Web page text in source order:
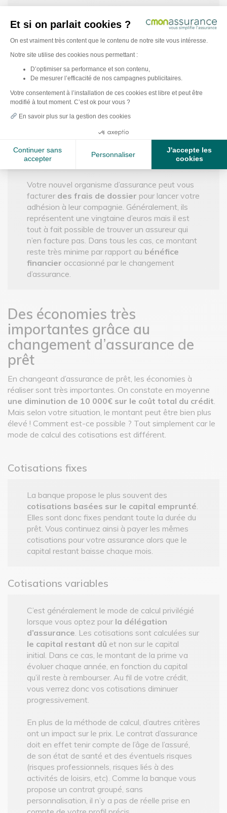
prêt avec la loi Bourquin (à la date
anniversaire de votre contrat), la banque peut
en revanche vous facturer des frais d’avenant
(quelques centaines d’euros).
Rien ne vous empêche de négocier pour les
faire baisser au maximum ! C’est à vous de jouer
auprès de votre banque.
Les frais de dossier pour votre
nouvelle assurance
Votre nouvel organisme d’assurance peut vous
facturer des frais de dossier pour lancer votre
adhésion à leur compagnie. Généralement, ils
représentent une vingtaine d’euros mais il est
tout à fait possible de trouver un assureur qui
n’en facture pas. Dans tous les cas, ce montant
reste très minime par rapport au bénéfice
financier occasionné par le changement
d’assurance.
Des économies très
importantes grâce au
changement d’assurance de
prêt
En changeant d’assurance de prêt, les économies à
réaliser sont très importantes. On constate en moyenne
une diminution de 10 000€ sur le coût total du crédit.
Mais selon votre situation, le montant peut être bien plus
élevé ! Comment est-ce possible ? Tout simplement car le
mode de calcul des cotisations est différent.
Cotisations fixes
La banque propose le plus souvent des
cotisations basées sur le capital emprunté.
Elles sont donc fixes pendant toute la durée du
prêt. Vous continuez ainsi à payer les mêmes
cotisations pour votre assurance alors que le
capital restant baisse chaque mois.
Cotisations variables
C’est généralement le mode de calcul privilégié
lorsque vous optez pour la délégation
d’assurance. Les cotisations sont calculées sur
le capital restant dû et non sur le capital
initial. Dans ce cas, le montant de la prime va
évoluer chaque année, en fonction du capital
qu’il reste à rembourser. Au fil de votre crédit,
vous verrez donc vos cotisations diminuer
progressivement.
En plus de la méthode de calcul, d’autres critères
ont un impact sur le prix. Le contrat d’assurance
doit en effet tenir compte de l’âge de l’assuré,
de son état de santé et des éventuels risques
(risques professionnels, risques liés à des
activités de loisirs, etc). Comme la banque vous
propose un contrat groupé, sans
personnalisation, il n’y a pas de réelle prise en
Et si on parlait cookies ?
Plateforme de Gestion du Consentement :
On est vraiment très content que le contenu de notre site vous intéresse.
Notre site utilise des cookies nous permettant :
D’optimiser sa performance et son contenu,
De mesurer l’efficacité de nos campagnes publicitaires.
Votre consentement à l’installation de ces cookies est libre et peut être
modifié à tout moment. C’est ok pour vous ?
En savoir plus sur la gestion des cookies
Continuer sans
accepter
Personnaliser
J'accepte les
cookies